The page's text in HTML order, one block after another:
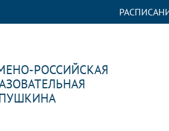
РОССИЙСКАЯ